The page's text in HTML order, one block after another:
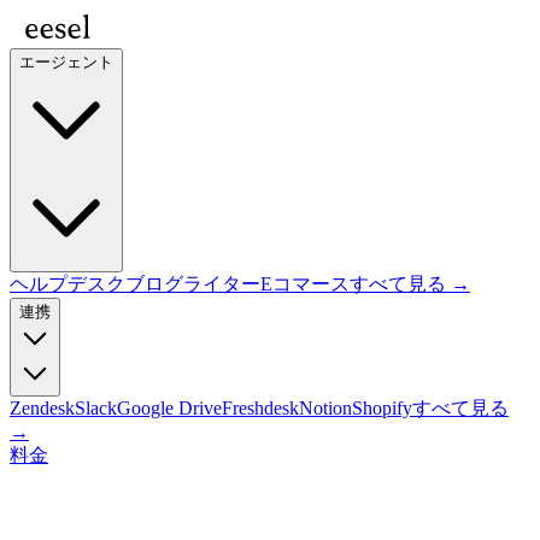
エージェント
ヘルプデスクブログライターEコマースすべて見る →
連携
ZendeskSlackGoogle DriveFreshdeskNotionShopifyすべて見る
→
料金